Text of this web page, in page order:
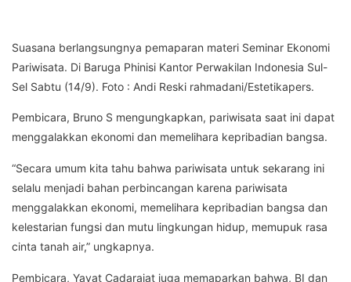
Suasana berlangsungnya pemaparan materi Seminar Ekonomi
Pariwisata. Di Baruga Phinisi Kantor Perwakilan Indonesia Sul-
Sel Sabtu (14/9). Foto : Andi Reski rahmadani/Estetikapers.
Pembicara, Bruno S mengungkapkan, pariwisata saat ini dapat
menggalakkan ekonomi dan memelihara kepribadian bangsa.
“Secara umum kita tahu bahwa pariwisata untuk sekarang ini
selalu menjadi bahan perbincangan karena pariwisata
menggalakkan ekonomi, memelihara kepribadian bangsa dan
kelestarian fungsi dan mutu lingkungan hidup, memupuk rasa
cinta tanah air,” ungkapnya.
Pembicara, Yayat Cadarajat juga memaparkan bahwa, BI dan